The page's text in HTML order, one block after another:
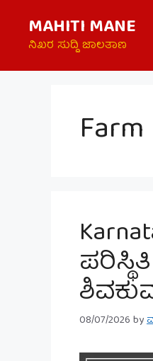
content
MAHITI MANE
ನಿಖರ ಸುದ್ದಿ ಜಾಲತಾಣ
08/07/2026by